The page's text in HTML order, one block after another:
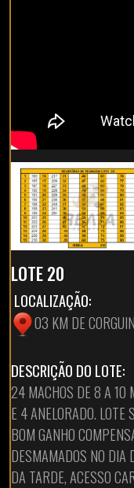
LOTE 20
LOCALIZAÇÃO:
03 KM DE
DESCRIÇÃO DO LOTE:
24 MACHOS DE 8 A 10
E 4 ANELORADO. LOTE
BOM GANHO
DESMAMADOS NO DIA
DA TARDE, ACESSO